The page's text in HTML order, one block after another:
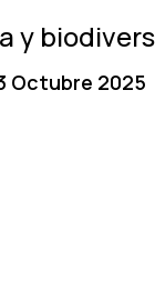
y
Octubre 2025